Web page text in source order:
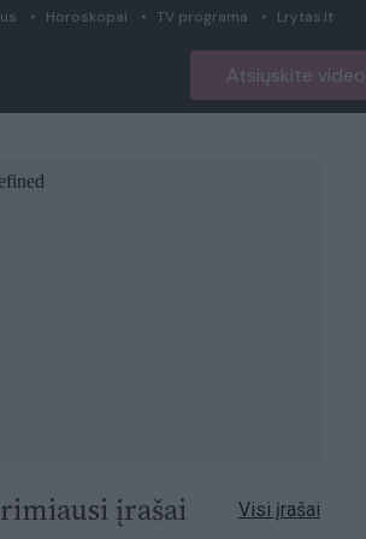
Horoskopai TV programa Lrytas.lt
Atsiųskite video
įrašai Visi įrašai